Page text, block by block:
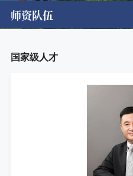
师资队伍
国家级人才